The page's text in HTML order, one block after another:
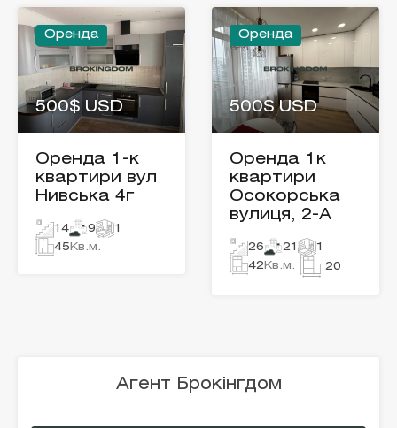
Оренда
500$ USD
Оренда 1-к
квартири вул
Нивська 4г
14 9
1
45 Кв.м.
Оренда
500$ USD
Оренда 1к
квартири
Осокорська
вулиця, 2-А
26 21
1
42 Кв.м. 20
Агент Брокінгдом